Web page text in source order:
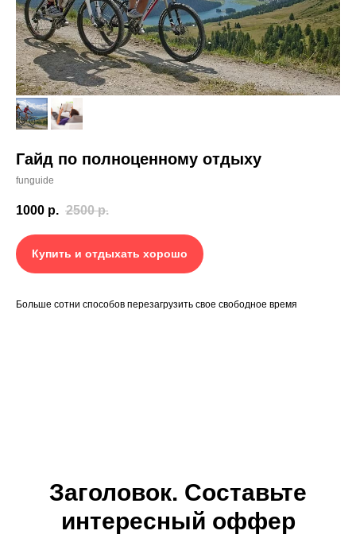
Гайд по полноценному отдыху
funguide
1000 р. 2500 р.
Купить и отдыхать хорошо
Больше сотни способов перезагрузить свое свободное время
Заголовок. Составьте
интересный оффер